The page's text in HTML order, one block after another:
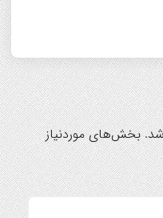
بخش‌های موردنیاز